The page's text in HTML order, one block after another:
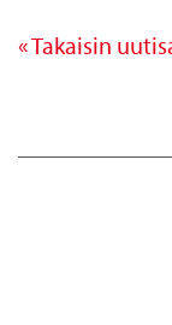
« Takaisin